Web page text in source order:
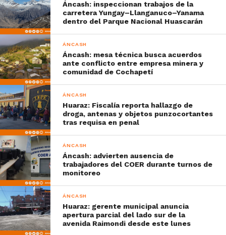
Áncash: inspeccionan trabajos de la
carretera Yungay–Llanganuco–Yanama
dentro del Parque Nacional Huascarán
ÁNCASH
Áncash: mesa técnica busca acuerdos
ante conflicto entre empresa minera y
comunidad de Cochapetí
ÁNCASH
Huaraz: Fiscalía reporta hallazgo de
droga, antenas y objetos punzocortantes
tras requisa en penal
ÁNCASH
Áncash: advierten ausencia de
trabajadores del COER durante turnos de
monitoreo
ÁNCASH
Huaraz: gerente municipal anuncia
apertura parcial del lado sur de la
avenida Raimondi desde este lunes